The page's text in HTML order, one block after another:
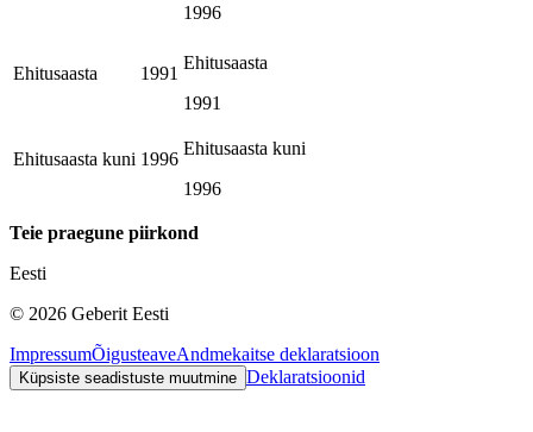
1996
Ehitusaasta 1991
Ehitusaasta
1991
Ehitusaasta kuni 1996
Ehitusaasta kuni
1996
Teie praegune piirkond
Eesti
© 2026 Geberit Eesti
ImpressumÕigusteaveAndmekaitse deklaratsioon
Küpsiste seadistuste muutmine Deklaratsioonid